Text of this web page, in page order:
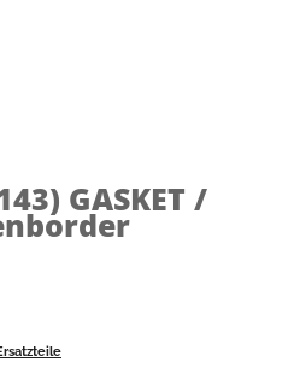
GASKET /